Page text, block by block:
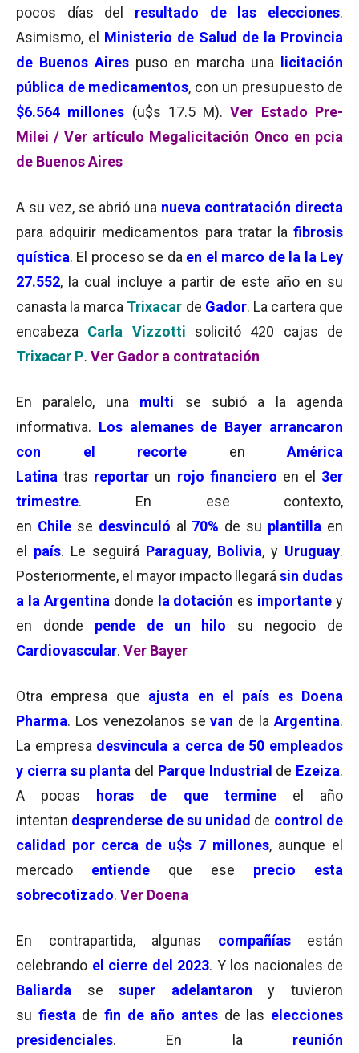
pocos días del
resultado de las elecciones.
Asimismo, el Ministerio de Salud de la Provincia
de Buenos Aires puso en marcha una
licitación
pública de medicamentos, con un presupuesto de
$6.564 millones (u$s 17.5 M).Ver Estado Pre-
Milei / Ver artículo Megalicitación Onco en pcia
de Buenos Aires
A su vez, se abrió una nueva contratación directa
para adquirir medicamentos para tratar la fibrosis
quística. El proceso se da en el marco de la la Ley
27.552, la cual incluye a partir de este año en su
canasta la marca Trixacar de Gador. La cartera que
encabeza Carla Vizzotti
solicitó 420 cajas de
Trixacar P. Ver Gador a contratación
En paralelo, una multi se subió a la agenda
informativa. Los alemanes de Bayer arrancaron
con el recorte en América
Latina tras reportar un rojo financiero en el 3er
trimestre. En ese contexto,
en Chile se desvinculó al 70% de su plantilla en
el país. Le seguirá Paraguay, Bolivia, y Uruguay.
Posteriormente, el mayor impacto llegará sin dudas
a la Argentina donde la dotación es importante y
en donde pende de un hilo su negocio de
Cardiovascular. Ver Bayer
Otra empresa que ajusta en el país es Doena
Pharma. Los venezolanos sevan de laArgentina.
La empresa desvincula a cerca de 50 empleados
y cierra su planta del Parque Industrial de Ezeiza.
A pocas
horas de que termine el año
intentan desprenderse de su unidad de control de
calidad
por cerca de u$s 7 millones, aunque el
mercado entiende que ese precio esta
sobrecotizado. Ver Doena
En contrapartida, algunas compañíasestán
celebrando el cierre del 2023. Y los nacionales de
Baliarda
sesuper adelantaron y tuvieron
su fiesta defin de año antes de las elecciones
presidenciales. En la reunión